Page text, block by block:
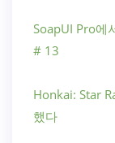
SoapUI Pro에
# 13
Honkai: Star
했다